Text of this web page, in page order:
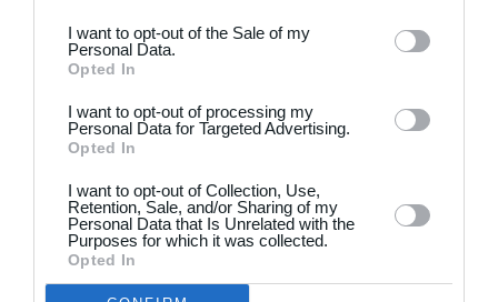
I want to opt-out of the Sale of my
Personal Data.
Opted In
I want to opt-out of processing my
Personal Data for Targeted Advertising.
Opted In
I want to opt-out of Collection, Use,
Retention, Sale, and/or Sharing of my
Personal Data that Is Unrelated with the
Purposes for which it was collected.
Opted In
Stavtrup
De grønne bude 4 3 Stokehagen
B82-Fodbold-Fitness-U50 6
Beierholm - Fodbold 3 0